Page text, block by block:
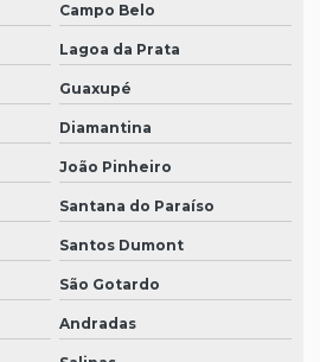
Campo Belo
Lagoa da Prata
Guaxupé
Diamantina
João Pinheiro
Santana do Paraíso
Santos Dumont
São Gotardo
Andradas